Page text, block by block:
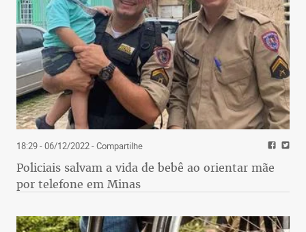
18:29 - 06/12/2022- Compartilhe
Policiais salvam a vida de bebê ao orientar mãe
por telefone em Minas